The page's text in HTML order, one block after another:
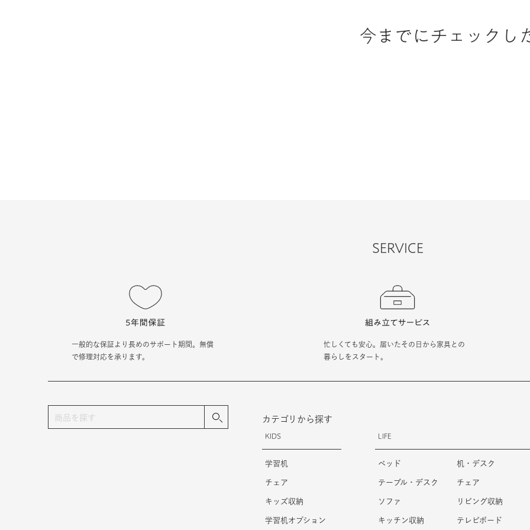
今までにチェックし
SERVICE
一般的な保証より長めのサポート期間。無償
で修理対応を承ります。
忙しくても安心。届いたその日から家具との
暮らしをスタート。
カテゴリから探す
KIDS
学習机
チェア
キッズ収納
学習机オプション
LIFE
ベッド 机・デスク
テーブル・デスク チェア
ソファ リビング収納
キッチン収納 テレビボード